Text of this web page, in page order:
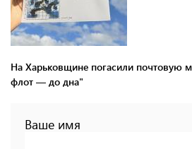
На Харьковщине погасили почтовую
флот — до дна"
Ваше имя